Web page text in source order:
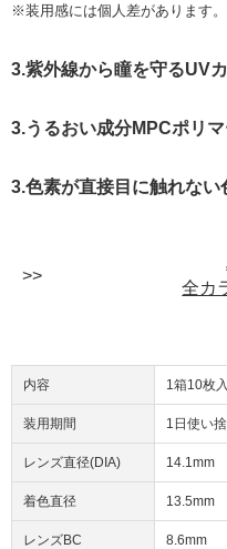
※装用感には個人差があります。
3.紫外線から瞳を守るUV
3.うるおい成分MPCポリ
3.色素が直接目に触れない
全カ
内容 1箱10枚
装用期間 1日使い
レンズ直径(DIA) 14.1mm
着色直径 13.5mm
レンズBC 8.6mm